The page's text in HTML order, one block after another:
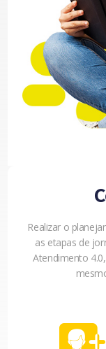
Realizar o
as etapas de
Atendimento